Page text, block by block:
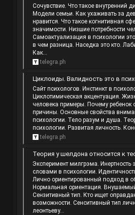
Сочувствие. Что такое внутренний
Модели семьи. Как ухаживать за
нравится. Что такое когнитивная
значимости. Низшие потребности
Самоактуализация в психологии
в чем разница. Наседка это кто.
Как...
telegra.ph
Циклоиды. Валидность это в психологии простыми словами. Критика какая
Сайт психологов. Инстинкт в
Циклотимическая акцентуация.
человека примеры. Почему ребенок
причины. Основные свойства
психологии. Тело разум и душа.
психологии. Развитая личность.
telegra.ph
Теория у шелдона относится к теориям темперамента. Что такое воспитанный человек.
Эксперимент милгрэма. Инертность
словами в психологии.
Лично ориентированный подход в
Нормальная ориентация.
Сензитивный тип. Кто ищет
возможности. Сенситивный тип
леонтьеву...